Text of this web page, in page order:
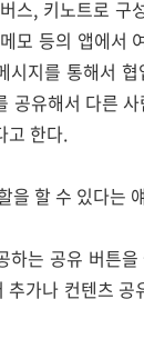
스, 키노트로 구
모 등의 앱에서
시지를 통해서
공유해서 다른
고 한다.
을 할 수 있다는
하는 공유 버튼
추가나 컨텐츠 공